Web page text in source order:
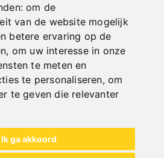
om de
van de website mogelijk
betere ervaring op de
, om uw interesse in onze
te meten en
te personaliseren,om
te geven die relevanter
Ik ga akkoord
Out of Stock